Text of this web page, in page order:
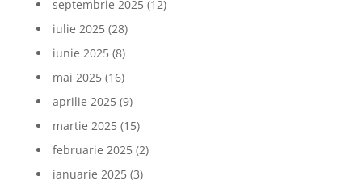
septembrie 2025(12)
iulie 2025(28)
iunie 2025(8)
mai 2025(16)
aprilie 2025(9)
martie 2025(15)
februarie 2025(2)
ianuarie 2025(3)